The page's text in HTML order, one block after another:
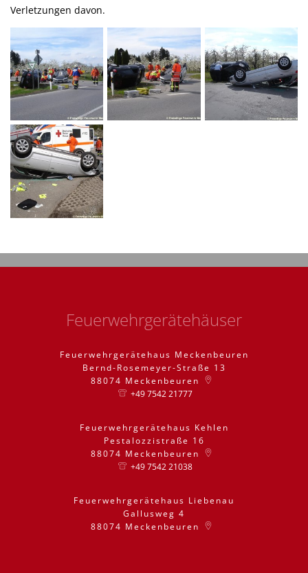
Verletzungen davon.
Feuerwehrgerätehäuser
Feuerwehrgerätehaus Meckenbeuren
Bernd-Rosemeyer-Straße 13
88074 Meckenbeuren
+49 7542 21777
Feuerwehrgerätehaus Kehlen
Pestalozzistraße 16
88074 Meckenbeuren
+49 7542 21038
Feuerwehrgerätehaus Liebenau
Gallusweg 4
88074 Meckenbeuren